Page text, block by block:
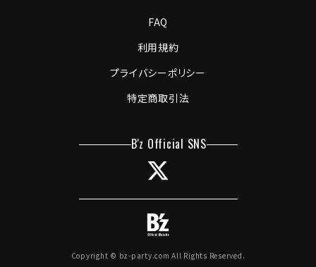
FAQ
利用規約
プライバシーポリシー
特定商取引法
Copyright © bz-party.com All Rights Reserved.